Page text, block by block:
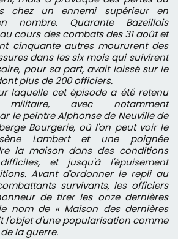
chez un ennemi supérieur en
nombre. Quarante Bazeillais
cours des combats des 31 août et
cinquante autres moururent des
dans les six mois qui suivirent
pour sa part, avait laissé sur le
plus de 200 officiers.
laquelle cet épisode a été retenu
avec notamment
le peintre Alphonse de Neuville de
Bourgerie, où l'on peut voir le
Lambert et une poignée
la maison dans des conditions
et jusqu'à l'épuisement
Avant d'ordonner le repli au
survivants, les officiers
de tirer les onze dernières
nom de « Maison des dernières
l'objet d'une popularisation comme
la guerre.